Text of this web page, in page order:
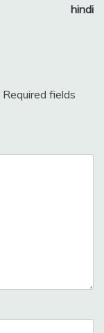
hindi
Required fields